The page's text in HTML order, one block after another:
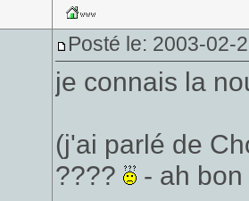
Posté le: 2003-02-
je connais la
(j'ai parlé de
????
- ah